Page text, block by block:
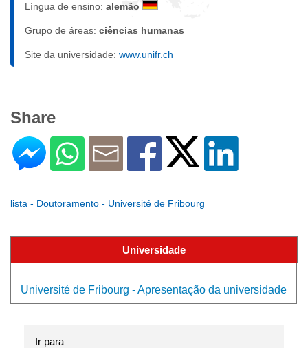
Língua de ensino: alemão
Grupo de áreas: ciências humanas
Site da universidade: www.unifr.ch
Share
lista - Doutoramento - Université de Fribourg
Universidade
Université de Fribourg - Apresentação da universidade
Ir para